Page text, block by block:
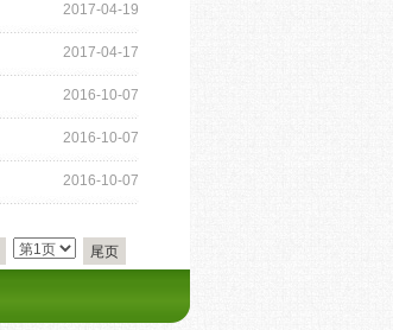
2017-04-19
2017-04-17
2016-10-07
2016-10-07
2016-10-07
尾页